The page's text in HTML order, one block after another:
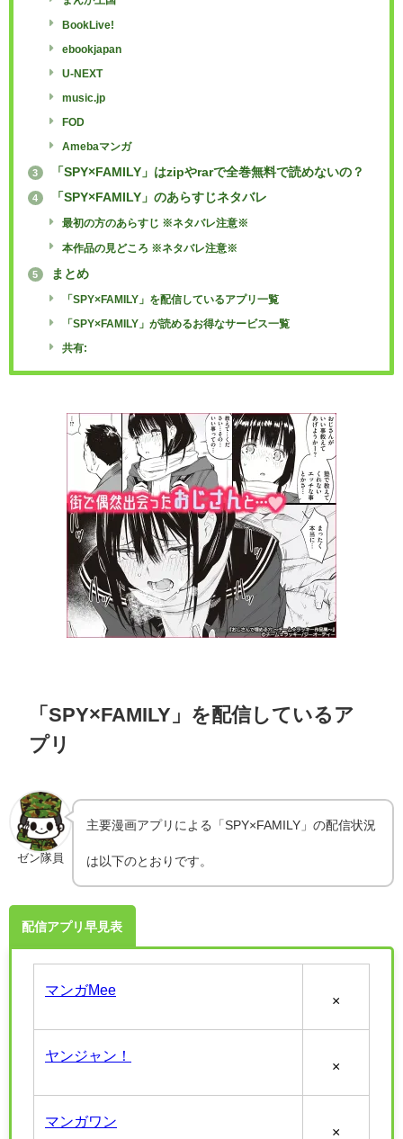
BookLive!
ebookjapan
U-NEXT
music.jp
FOD
Amebaマンガ
3 「SPY×FAMILY」はzipやrarで全巻無料で読めないの？
4 「SPY×FAMILY」のあらすじネタバレ
最初の方のあらすじ ※ネタバレ注意※
本作品の見どころ ※ネタバレ注意※
5 まとめ
「SPY×FAMILY」を配信しているアプリ一覧
「SPY×FAMILY」が読めるお得なサービス一覧
共有:
「SPY×FAMILY」を配信しているア
プリ
ゼン隊員
主要漫画アプリによる「SPY×FAMILY」の配信状況
は以下のとおりです。
配信アプリ早見表
マンガMee
×
ヤンジャン！
×
マンガワン
×